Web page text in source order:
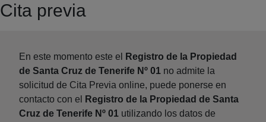
Cita previa
En este momento este el
Registro de la Propiedad
de Santa Cruz de Tenerife Nº 01 no admite la
solicitud de Cita Previa online, puede ponerse en
contacto con el
Registro de la Propiedad de Santa
Cruz de Tenerife Nº 01 utilizando los datos de